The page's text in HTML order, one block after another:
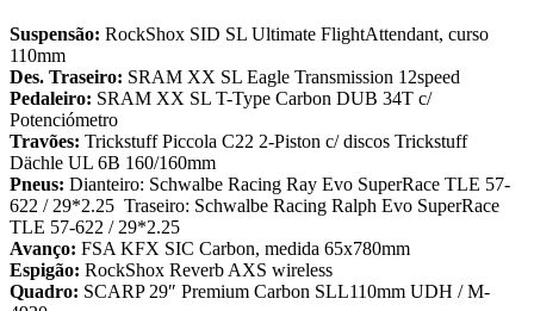
Suspensão: RockShox SID SL Ultimate FlightAttendant, curso
110mm
Des. Traseiro: SRAM XX SL Eagle Transmission 12speed
Pedaleiro: SRAM XX SL T-Type Carbon DUB 34T c/
Potenciómetro
Travões: Trickstuff Piccola C22 2-Piston c/ discos Trickstuff
Dächle UL 6B 160/160mm
Pneus: Dianteiro: Schwalbe Racing Ray Evo SuperRace TLE 57-
622 / 29*2.25 Traseiro: Schwalbe Racing Ralph Evo SuperRace
TLE 57-622 / 29*2.25
Avanço: FSA KFX SIC Carbon, medida 65x780mm
Espigão: RockShox Reverb AXS wireless
Quadro: SCARP 29″ Premium Carbon SLL110mm UDH / M-